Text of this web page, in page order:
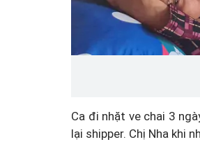
Ca đi nhặt ve chai 3
lại shipper. Chị Nha khi